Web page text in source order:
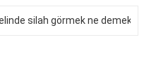
silah görmek ne demek?